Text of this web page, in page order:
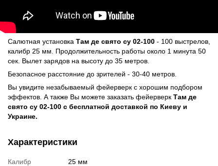
Салютная установка Там де свято су 02-100 - 100 выстрелов,
калибр 25 мм. Продолжительность работы около 1 минута 50
сек. Вылет зарядов на высоту до 35 метров.
Безопасное расстояние до зрителей - 30-40 метров.
Вы увидите незабываемый фейерверк с хорошим подбором
эффектов. А также Вы можете заказать фейерверк Там де
свято су 02-100 с бесплатной доставкой по Киеву и
Украине.
Характеристики
Калибр
25 мм